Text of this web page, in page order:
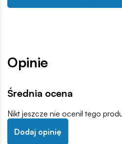
Opinie
Średnia ocena
Nikt jeszcze nie ocenił tego
Dodaj opinię